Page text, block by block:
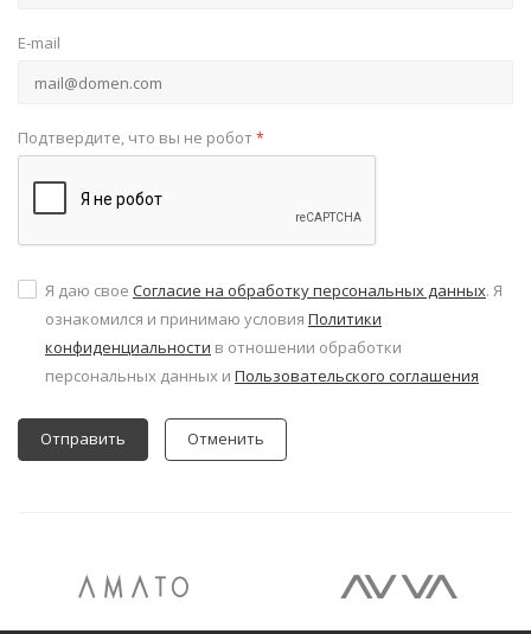
E-mail
Подтвердите, что вы не робот*
Я даю свое Согласие на обработку персональных данных. Я
ознакомился и принимаю условия Политики
конфиденциальности в отношении обработки
персональных данных и Пользовательского соглашения
Отменить